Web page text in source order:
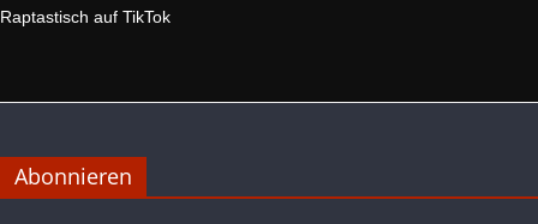
Raptastisch auf TikTok
Abonnieren